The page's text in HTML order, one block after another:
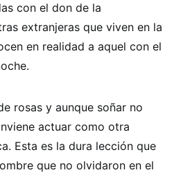
con el don de la
extranjeras que viven en la
en realidad a aquel con el
rosas y aunque soñar no
actuar como otra
Esta es la dura lección que
que no olvidaron en el